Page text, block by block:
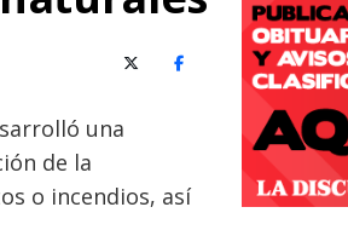
X (Twitter)Facebook
una
de la
o incendios, así